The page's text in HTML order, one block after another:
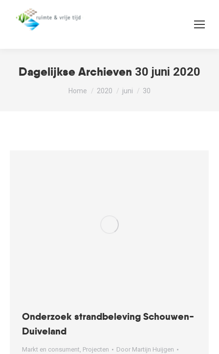
Dagelijkse Archieven 30 juni 2020
Je bent hier:
Home 2020 juni 30
Onderzoek strandbeleving Schouwen-
Duiveland
Markt en consument, Projecten Door Martijn Huijgen